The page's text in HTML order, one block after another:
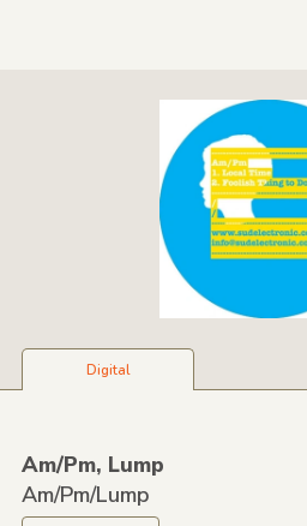
Digital
Am/Pm, Lump
Am/Pm/Lump